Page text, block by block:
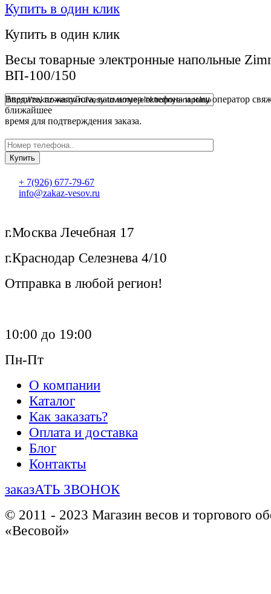
Купить в один клик
Купить в один клик
Весы товарные электронные напольные
ВП-100/150
Введите, пожалуйста, ваш номер телефона и наш оператор
ближайшее
время для подтверждения заказа.
+ 7(926) 677-79-67
info@zakaz-vesov.ru
г.Москва Лечебная 17
г.Краснодар Селезнева 4/10
Отправка в любой регион!
10:00 до 19:00
Пн-Пт
О компании
Каталог
Как заказать?
Оплата и доставка
Блог
Контакты
заказАТЬ ЗВОНОК
© 2011 - 2023 Магазин весов и торгового
«Весовой»